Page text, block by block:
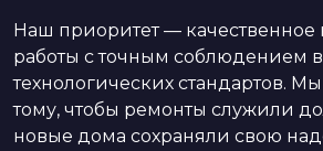
Наш приоритет —
работы с точным соблюдением
технологических стандартов.
тому, чтобы ремонты служили
новые дома сохраняли свою